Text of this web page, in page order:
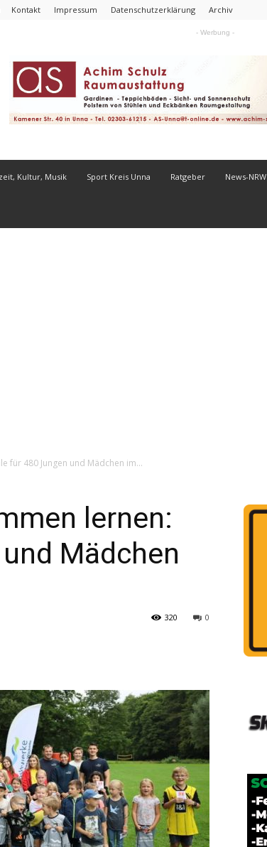
Kontakt Impressum Datenschutzerklärung Archiv
- Werbung -
Kultur, Musik Sport Kreis Unna Ratgeber News-NRW
für 480 Jungen und Mädchen im...
lernen:
Mädchen
0
320